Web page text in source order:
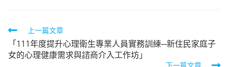
Read
more
articles
上一篇文章
「111年度提升心理衛生專業人員實務訓練─新住民家庭子
女的心理健康需求與諮商介入工作坊」